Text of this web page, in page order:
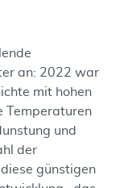
an: 2022 war
mit hohen
Temperaturen
und
der
günstigen